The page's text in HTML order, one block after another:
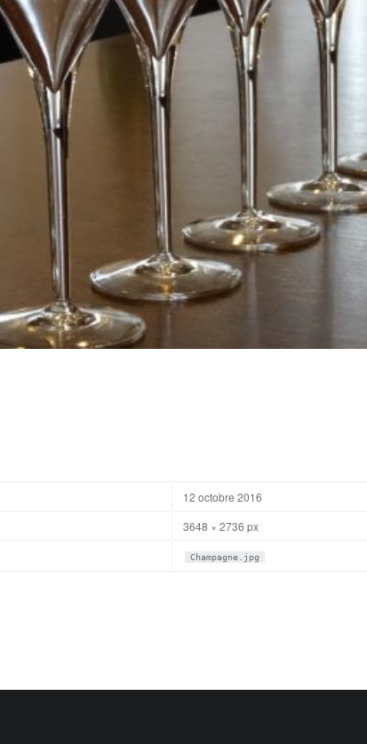
12 octobre 2016
3648 × 2736 px
Champagne.jpg